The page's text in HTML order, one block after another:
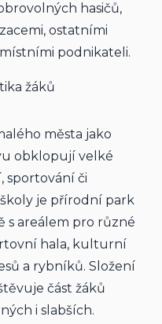
hasičů,
ostatními
podnikateli.
žáků
města jako
obklopují velké
sportování či
je přírodní park
s areálem pro různé
hala, kulturní
a rybníků. Složení
část žáků
i slabších.